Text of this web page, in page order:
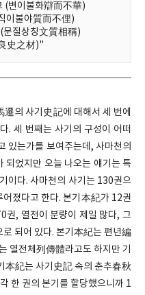
(변이불화辯而不華)
이불야質而不俚)
문질상칭文質相稱)
史之材)"
의 사기史記에 대해서 세 번에
. 세 번째는 사기의 구성이 어떠
있는가를 보여주는데, 사마천의
되었지만 오늘 나오는 얘기는 특
이다. 사마천의 사기는 130권으
졌다고 한다. 본기本紀가 12권
, 열전이 분량이 제일 많다, 그
되어 있다. 본기本紀는 편년編
열전체列傳體라고도 하지만 기
本紀는 사기史記 속의 춘추春秋
한 권의 본기를 할당했으니까 1